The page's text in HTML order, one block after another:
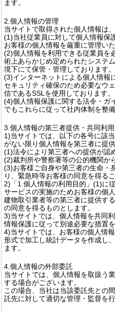
ます。
2.個人情報の管理
当サイトで取得された個人情報は
(1)当社従業員に対して個人情報保
お客様の個人情報を厳重に管理いた
(2)個人情報を利用できる従業員を
術上あらかじめ定められたシステ
境下にて保管・管理しております。
(3)インターネットによる個人情報
セキュリティ確保のため必要なウ
信であるSSLを使用しております。
(4)個人情報保護に関する法令・ガ
でもこれらに従って社内体制を整
3.個人情報の第三者提供・共同利用
1)当サイトでは、以下の各号に該
がない限り個人情報を第三者に提
(1)法令により第三者への提供が認
(2)裁判所や警察署等の公的機関か
(3)お客様ご自身や第三者の生命・
り、緊急時等お客様の同意を得る
2)「1.個人情報の利用目的」(1)に
サービスの実施のためお客様の個
建物取引業者等の第三者に提供す
の同意を得るものとします。
3)当サイトでは、個人情報を共同
情報保護に従って別途必要な措置
4)当サイトでは、お客様の個人情
形式で加工し統計データを作成し
ます。
4.個人情報の外部委託
当サイトでは、個人情報を取扱う
する場合がございます。
この場合、当社は当該委託先との
託先に対して適切な管理・監督を行